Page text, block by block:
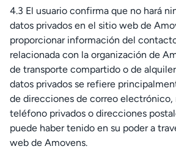
4.3 El usuario confirma que no hará
datos privados en el sitio web de
proporcionar información del
relacionada con la organización de
de transporte compartido o de
datos privados se refiere
de direcciones de correo electrónico,
teléfono privados o direcciones
puede haber tenido en su poder a
web de Amovens.